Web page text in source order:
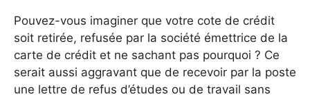
Pouvez-vous imaginer que votre cote de crédit
soit retirée, refusée par la société émettrice de la
carte de crédit et ne sachant pas pourquoi ? Ce
serait aussi aggravant que de recevoir par la poste
une lettre de refus d’études ou de travail sans